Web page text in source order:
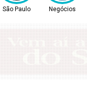
São Paulo Negócios